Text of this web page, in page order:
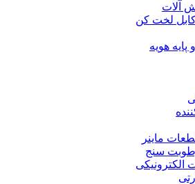
آلات
لخت کن
پایه هویه
ماینر
سنج
الکترونیکی